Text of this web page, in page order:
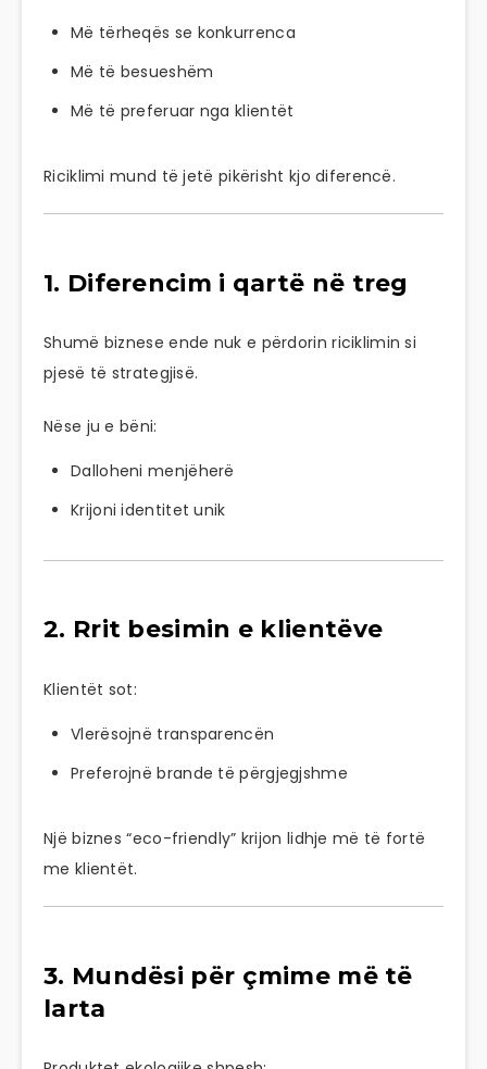
Më tërheqës se konkurrenca
Më të besueshëm
Më të preferuar nga klientët
Riciklimi mund të jetë pikërisht kjo diferencë.
1. Diferencim i qartë në treg
Shumë biznese ende nuk e përdorin riciklimin si
pjesë të strategjisë.
Nëse ju e bëni:
Dalloheni menjëherë
Krijoni identitet unik
2. Rrit besimin e klientëve
Klientët sot:
Vlerësojnë transparencën
Preferojnë brande të përgjegjshme
Një biznes “eco-friendly” krijon lidhje më të fortë
me klientët.
3. Mundësi për çmime më të
larta